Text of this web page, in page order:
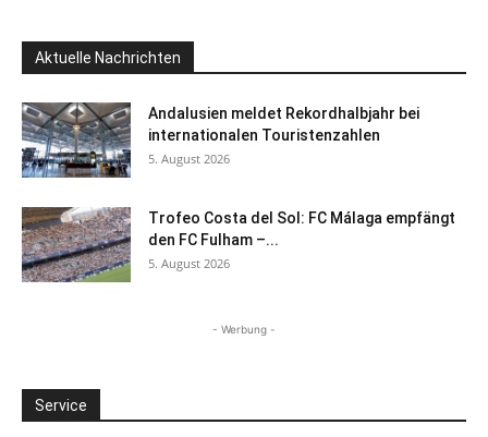
Aktuelle Nachrichten
Andalusien meldet Rekordhalbjahr bei
internationalen Touristenzahlen
5. August 2026
Trofeo Costa del Sol: FC Málaga empfängt
den FC Fulham –...
5. August 2026
- Werbung -
Service